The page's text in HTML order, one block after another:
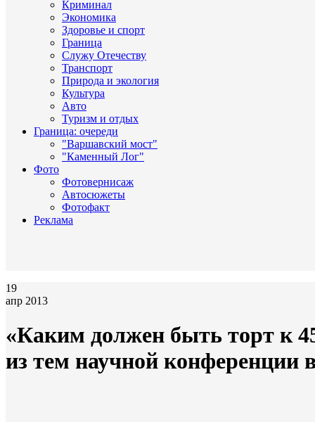
Криминал
Экономика
Здоровье и спорт
Граница
Служу Отечеству
Транспорт
Природа и экология
Культура
Авто
Туризм и отдых
Граница: очереди
"Варшавский мост"
"Каменный Лог"
Фото
Фотовернисаж
Автосюжеты
Фотофакт
Реклама
19
апр 2013
«Каким должен быть торт к
из тем научной конференции